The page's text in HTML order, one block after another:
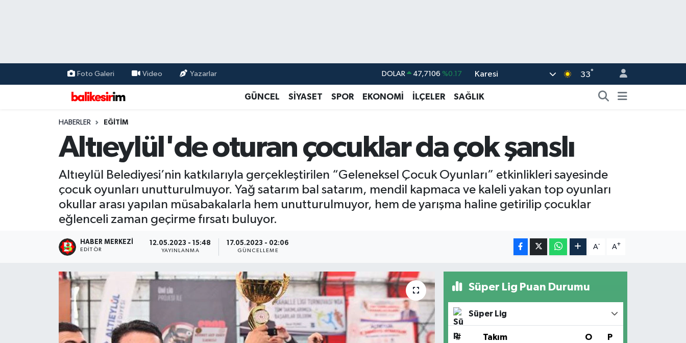
Foto Galeri Video Yazarlar DOLAR 47,7106 %0.17
EURO 55,1652 %0.27
BİST100 13.773 %-19
Karesi 33°
GÜNCEL SİYASET SPOR EKONOMİ İLÇELER SAĞLIK
HABERLER EĞİTİM
Altıeylül'de oturan çocuklar da çok şanslı
Altıeylül Belediyesi’nin katkılarıyla gerçekleştirilen “Geleneksel Çocuk Oyunları” etkinlikleri sayesinde
çocuk oyunları unutturulmuyor. Yağ satarım bal satarım, mendil kapmaca ve kaleli yakan top oyunları
okullar arası yapılan müsabakalarla hem unutturulmuyor, hem de yarışma haline getirilip çocuklar
eğlenceli zaman geçirme fırsatı buluyor.
HABER MERKEZI
EDITÖR
12.05.2023 - 15:48
YAYINLANMA
17.05.2023 - 02:06
GÜNCELLEME
A- A+
Süper Lig Puan Durumu
Süper Lig
# Takım O P